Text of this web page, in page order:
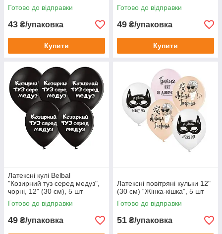
Готово до відправки
43 ₴/упаковка
Купити
Готово до відправки
49 ₴/упаковка
Купити
Латексні кулі Belbal
"Козирний туз серед медуз",
чорні, 12" (30 см), 5 шт
Готово до відправки
49 ₴/упаковка
Латексні повітряні кульки 12"
(30 см) “Жінка-кішка”, 5 шт
Готово до відправки
51 ₴/упаковка